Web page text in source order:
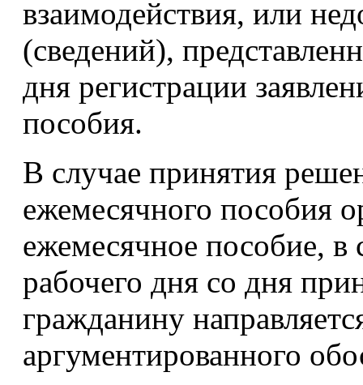
взаимодействия, или
(сведений),
дня регистрации
пособия.
В случае принятия
ежемесячного пособия
ежемесячное пособие,
рабочего дня со дня
гражданину
аргументированного